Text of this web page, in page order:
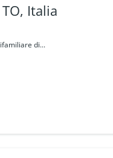
Italia
di...